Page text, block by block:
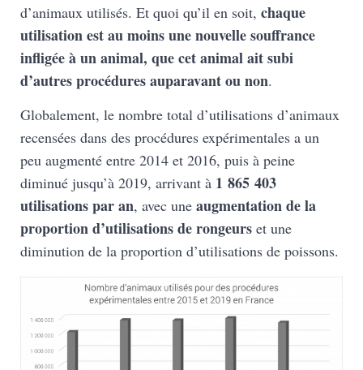
d’animaux utilisés. Et quoi qu’il en soit, chaque
utilisation est au moins une nouvelle souffrance
infligée à un animal, que cet animal ait subi
d’autres procédures auparavant ou non.
Globalement, le nombre total d’utilisations d’animaux
recensées dans des procédures expérimentales a un
peu augmenté entre 2014 et 2016, puis à peine
diminué jusqu’à 2019, arrivant à 1 865 403
utilisations par an, avec une augmentation de la
proportion d’utilisations de rongeurs et une
diminution de la proportion d’utilisations de poissons.